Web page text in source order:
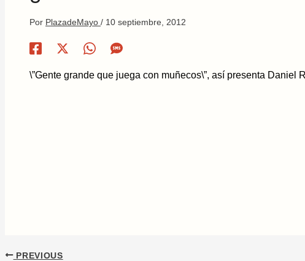
Por PlazadeMayo / 10 septiembre, 2012
\”Gente grande que juega con muñecos\”, así presenta Daniel
PREVIOUS